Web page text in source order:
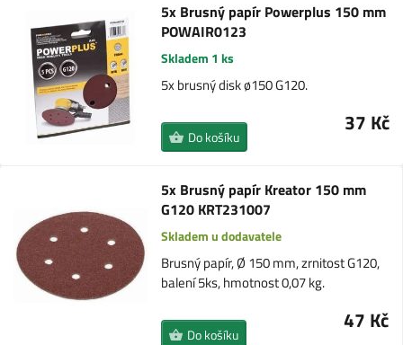
5x Brusný papír Powerplus 150 mm
POWAIR0123
Skladem 1 ks
5x brusný disk ø150 G120.
37 Kč
Do košíku
5x Brusný papír Kreator 150 mm
G120 KRT231007
Skladem u dodavatele
Brusný papír, Ø 150 mm, zrnitost G120,
balení 5ks, hmotnost 0,07 kg.
47 Kč
Do košíku